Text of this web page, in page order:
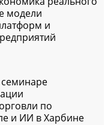
модели
и
по
и ИИ в Харбине